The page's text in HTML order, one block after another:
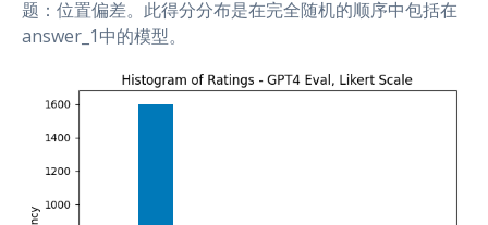
题：位置偏差。此得分分布是在完全随机的顺序中包括在
answer_1中的模型。